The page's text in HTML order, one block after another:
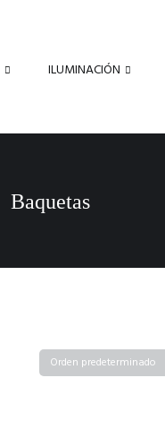
ILUMINACIÓN
Baquetas